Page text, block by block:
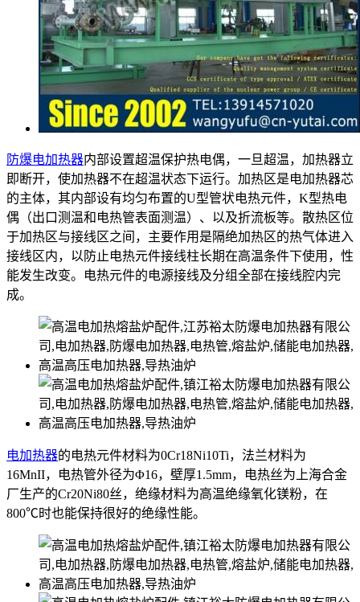
防爆电加热器内部设置超温保护热电偶，一旦超温，加热器立
即断开，使加热器不在超温状态下运行。加热区是电加热器芯
的主体，其内部设有均匀布置的U型管状电热元件，K型热电
偶（出口测温和电热管表面测温）、以及折流板等。散热区位
于加热区与接线区之间，主要作用是隔绝加热区的热气体进入
接线区内，以防止电热元件接线柱长期在高温条件下使用，性
能发生改变。电热元件的电源接线及分组全部在接线腔内完
成。
电加热器的电热元件材料为0Cr18Ni10Ti，法兰材料为
16MnII，电热管外径为Φ16，壁厚1.5mm，电热丝为上海合金
厂生产的Cr20Ni80丝，绝缘材料为高温绝缘氧化镁粉，在
800℃时也能保持很好的绝缘性能。